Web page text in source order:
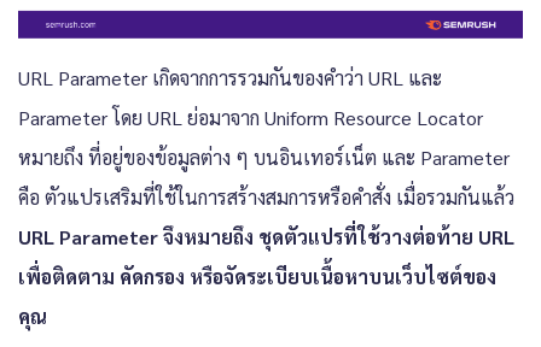
URL Parameter เกิดจากการรวมกันของคำว่า URL และ
Parameter โดย URL ย่อมาจาก Uniform Resource Locator
หมายถึง ที่อยู่ของข้อมูลต่าง ๆ บนอินเทอร์เน็ต และ Parameter
คือ ตัวแปรเสริมที่ใช้ในการสร้างสมการหรือคำสั่ง เมื่อรวมกันแล้ว
URL Parameter จึงหมายถึง ชุดตัวแปรที่ใช้วางต่อท้าย URL
เพื่อติดตาม คัดกรอง หรือจัดระเบียบเนื้อหาบนเว็บไซต์ของ
คุณ